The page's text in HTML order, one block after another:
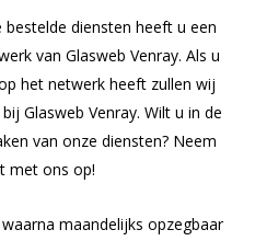
diensten heeft u een
van Glasweb Venray. Als u
het netwerk heeft zullen wij
Glasweb Venray. Wilt u in de
van onze diensten? Neem
met ons op!
maandelijks opzegbaar